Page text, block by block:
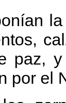
paz,
por el